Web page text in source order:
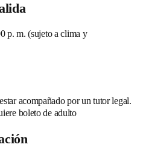
p. m. (sujeto a clima y
acompañado por un tutor legal.
boleto de adulto